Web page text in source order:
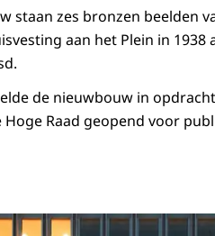
staan zes bronzen beelden
aan het Plein in
de nieuwbouw in
Raad geopend voor